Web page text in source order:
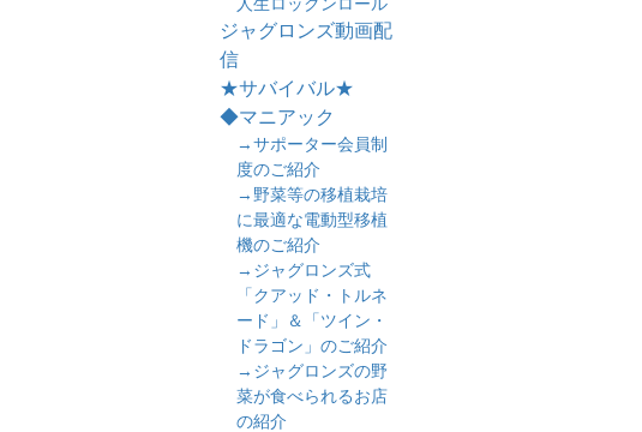
ジャグロンズ動画配
信
★サバイバル★
◆マニアック
→サポーター会員制
度のご紹介
→野菜等の移植栽培
に最適な電動型移植
機のご紹介
→ジャグロンズ式
「クアッド・トルネ
ード」＆「ツイン・
ドラゴン」のご紹介
→ジャグロンズの野
菜が食べられるお店
の紹介